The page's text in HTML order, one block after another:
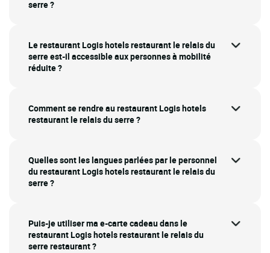
serre ?
Le restaurant Logis hotels restaurant le relais du
serre est-il accessible aux personnes à mobilité
réduite ?
Comment se rendre au restaurant Logis hotels
restaurant le relais du serre ?
Quelles sont les langues parlées par le personnel
du restaurant Logis hotels restaurant le relais du
serre ?
Puis-je utiliser ma e-carte cadeau dans le
restaurant Logis hotels restaurant le relais du
serre restaurant ?